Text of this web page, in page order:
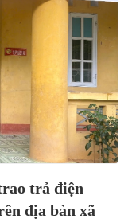
trả điện
địa bàn xã